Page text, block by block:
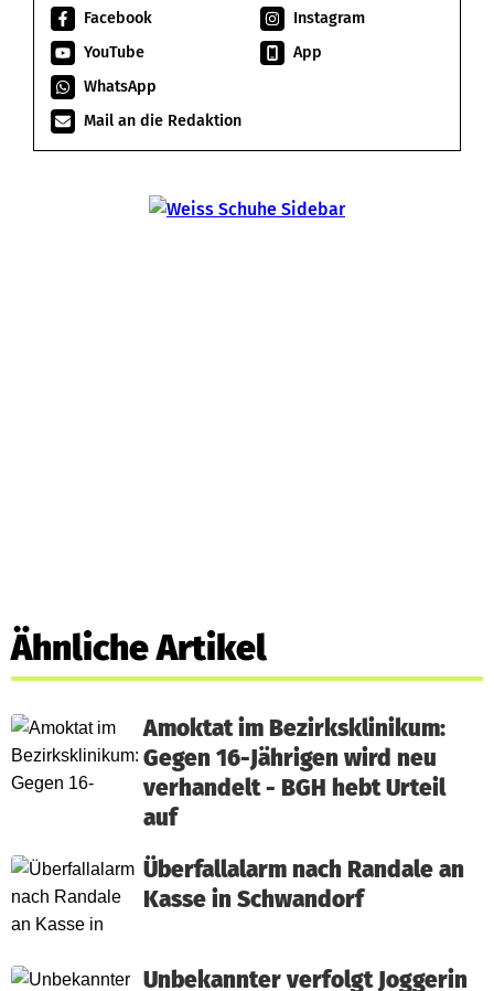
Facebook
Instagram
YouTube
App
WhatsApp
Mail an die Redaktion
Ähnliche Artikel
Amoktat im Bezirksklinikum:
Gegen 16-Jährigen wird neu
verhandelt - BGH hebt Urteil
auf
Überfallalarm nach Randale an
Kasse in Schwandorf
Unbekannter verfolgt Joggerin